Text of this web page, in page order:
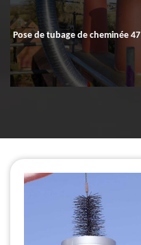
Pose de tubage de cheminée 47